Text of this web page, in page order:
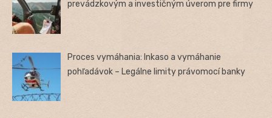
prevádzkovým a investičným úverom pre firmy
Proces vymáhania: Inkaso a vymáhanie
pohľadávok – Legálne limity právomocí banky